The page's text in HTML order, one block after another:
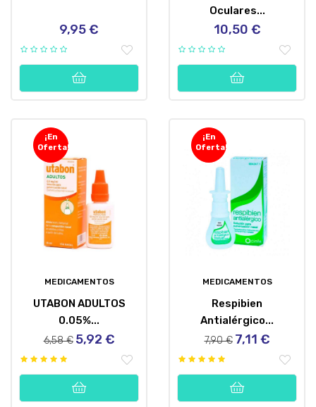
Precio
9,95 €
Oculares...
Precio
10,50 €
¡En
Oferta!
MEDICAMENTOS
UTABON ADULTOS
0.05%...
Precio
6,58 € Precio
5,92 €
¡En
Oferta!
MEDICAMENTOS
Respibien
Antialérgico...
Precio
7,90 € Precio
7,11 €